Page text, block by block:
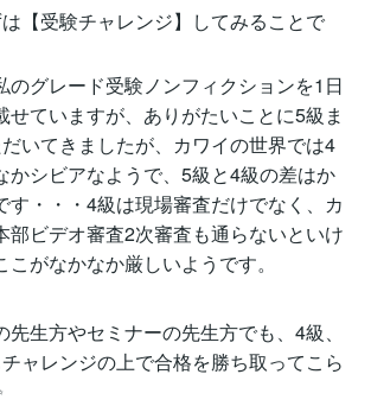
【受験チャレンジ】してみることで
のグレード受験ノンフィクションを1日
せていますが、ありがたいことに5級ま
いてきましたが、カワイの世界では4
かシビアなようで、5級と4級の差はか
す・・・4級は現場審査だけでなく、カ
部ビデオ審査2次審査も通らないといけ
がなかなか厳しいようです。
生方やセミナーの先生方でも、4級、
ャレンジの上で合格を勝ち取ってこら